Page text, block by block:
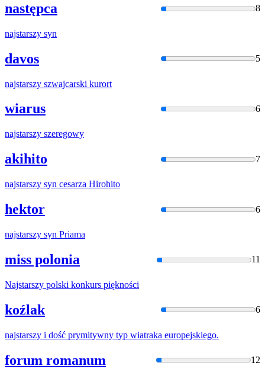
następca 8
najstarszy syn
davos 5
najstarszy szwajcarski kurort
wiarus 6
najstarszy szeregowy
akihito 7
najstarszy syn cesarza Hirohito
hektor 6
najstarszy syn Priama
miss polonia 11
Najstarszy polski konkurs piękności
koźlak 6
najstarszy i dość prymitywny typ wiatraka europejskiego.
forum romanum 12